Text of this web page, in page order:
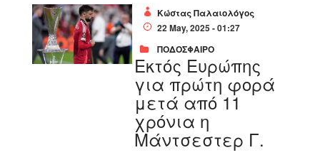
Κώστας Παλαιολόγος
22 May, 2025 - 01:27
ΠΟΔΟΣΦΑΙΡΟ
Εκτός Ευρώπης
για πρώτη φορά
μετά από 11
χρόνια η
Μάντσεστερ Γ.